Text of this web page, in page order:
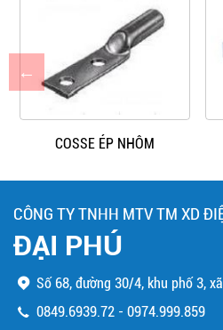
COSSE ÉP NHÔM
CÔNG TY TNHH MTV TM XD
ĐẠI PHÚ
Số 68, đường 30/4, khu phố 3,
0849.6939.72 -0974.999.859